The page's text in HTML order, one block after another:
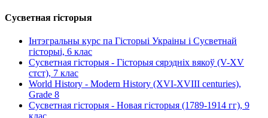
Сусветная гісторыя
Інтэгральны курс па Гісторыі Украіны і Сусветнай
гісторыі, 6 клас
Сусветная гісторыя - Гісторыя сярэдніх вякоў (V-XV
стст), 7 клас
World History - Modern History (XVI-XVIII centuries),
Grade 8
Сусветная гісторыя - Новая гісторыя (1789-1914 гг), 9
клас